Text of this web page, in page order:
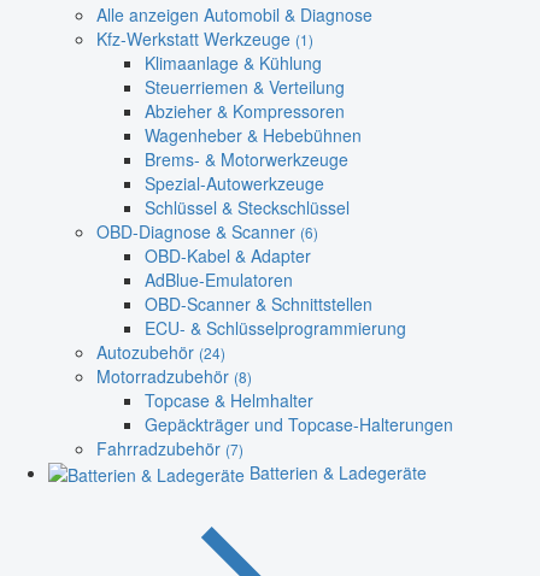
Alle anzeigen Automobil & Diagnose
Kfz-Werkstatt Werkzeuge (1)
Klimaanlage & Kühlung
Steuerriemen & Verteilung
Abzieher & Kompressoren
Wagenheber & Hebebühnen
Brems- & Motorwerkzeuge
Spezial-Autowerkzeuge
Schlüssel & Steckschlüssel
OBD-Diagnose & Scanner (6)
OBD-Kabel & Adapter
AdBlue-Emulatoren
OBD-Scanner & Schnittstellen
ECU- & Schlüsselprogrammierung
Autozubehör (24)
Motorradzubehör (8)
Topcase & Helmhalter
Gepäckträger und Topcase-Halterungen
Fahrradzubehör (7)
Batterien & Ladegeräte